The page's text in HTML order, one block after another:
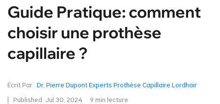
Guide Pratique: comment
choisir une prothèse
capillaire ?
Écrit Par Dr. Pierre Dupont Experts Prothèse Capillaire Lordhair
| Published Jul 30, 2024 9 min lecture